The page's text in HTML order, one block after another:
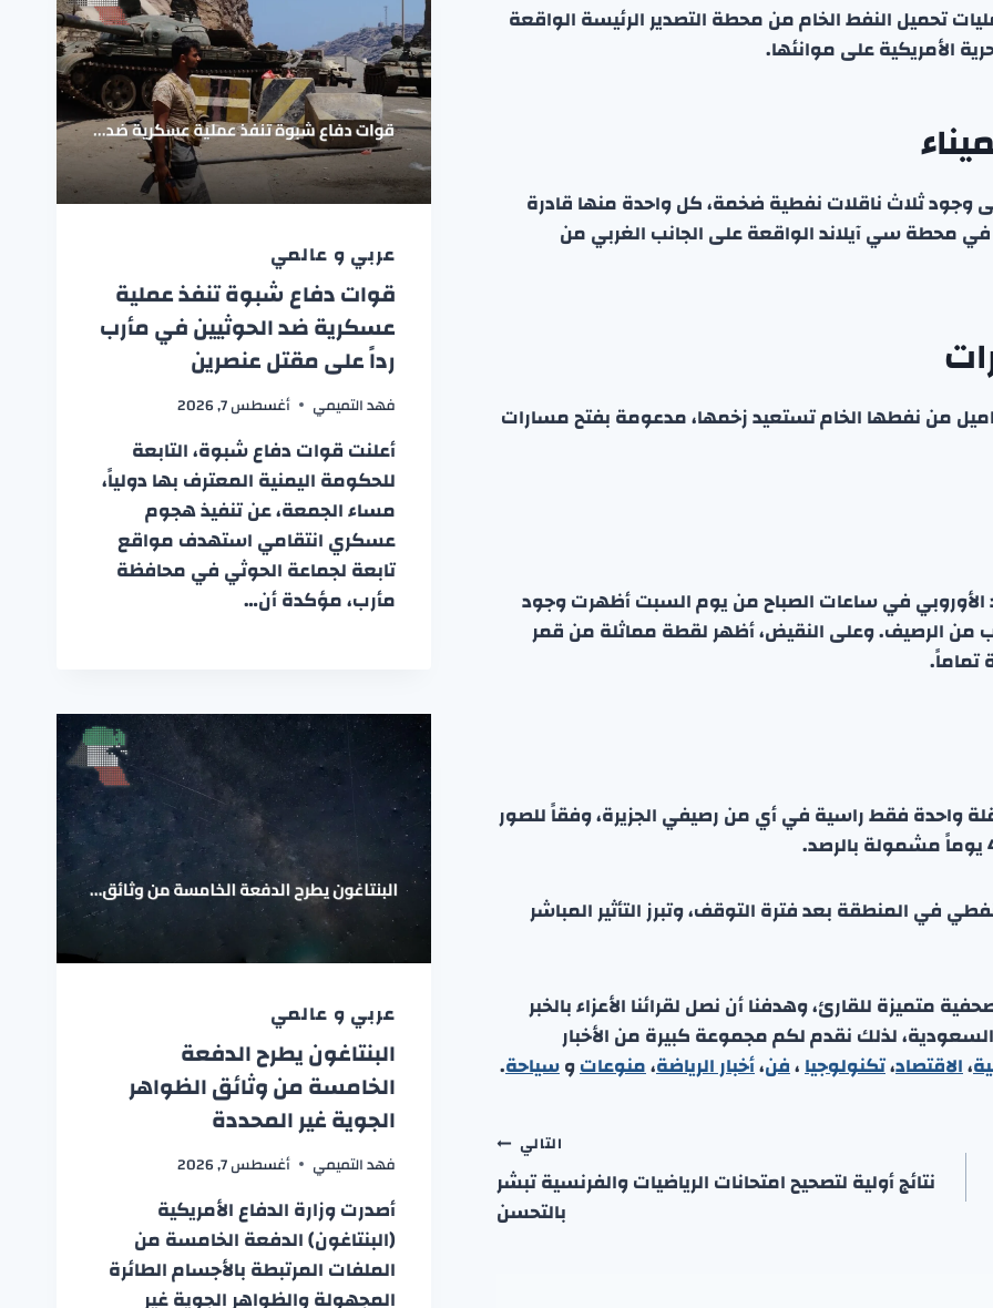
تحميل النفط الخام من محطة التصدير الرئيسة الواقعة
الأمريكية على موانئها.
وجود ثلاث ناقلات نفطية ضخمة، كل واحدة منها قادرة
محطة سي آيلاند الواقعة على الجانب الغربي من
من نفطها الخام تستعيد زخمها، مدعومة بفتح مسارات
“سنتينل-2” التابع للاتحاد الأوروبي في ساعات الصباح من يوم السبت أظهرت وجود
من الرصيف. وعلى النقيض، أظهر لقطة مماثلة من قمر
واحدة فقط راسية في أي من رصيفي الجزيرة، وفقاً للصور
في المنطقة بعد فترة التوقف، وتبرز التأثير المباشر
متميزة للقارئ، وهدفنا أن نصل لقرائنا الأعزاء بالخبر
لذلك نقدم لكم مجموعة كبيرة من الأخبار
،الاقتصاد،تكنولوجيا،فن،أخبار الرياضة،منوعاتوسياحة.
التالي
نتائج أولية لتصحيح امتحانات الرياضيات والفرنسية تبشر
بالتحسن
عربي و عالمي
قوات دفاع شبوة تنفذ عملية
عسكرية ضد الحوثيين في مأرب
رداً على مقتل عنصرين
فهد التميمي أغسطس 7, 2026
أعلنت قوات دفاع شبوة، التابعة
للحكومة اليمنية المعترف بها دولياً،
مساء الجمعة، عن تنفيذ هجوم
عسكري انتقامي استهدف مواقع
تابعة لجماعة الحوثي في محافظة
مأرب، مؤكدة أن…
عربي و عالمي
البنتاغون يطرح الدفعة
الخامسة من وثائق الظواهر
الجوية غير المحددة
فهد التميمي أغسطس 7, 2026
أصدرت وزارة الدفاع الأمريكية
(البنتاغون) الدفعة الخامسة من
الملفات المرتبطة بالأجسام الطائرة
المجهولة والظواهر الجوية غير